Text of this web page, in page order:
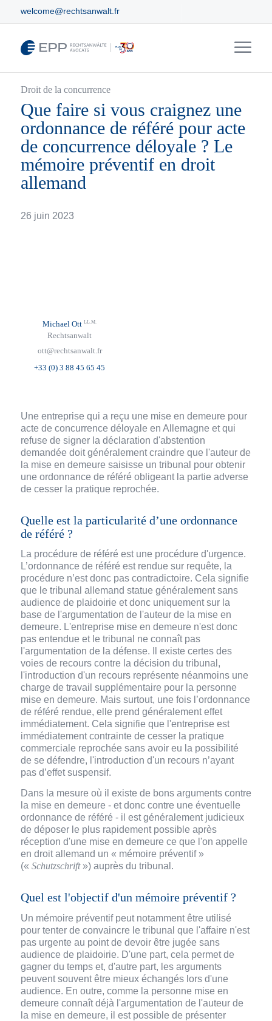
welcome@rechtsanwalt.fr
Droit de la concurrence
Que faire si vous craignez une
ordonnance de référé pour acte
de concurrence déloyale ? Le
mémoire préventif en droit
allemand
26 juin 2023
Michael OttLL.M.
Rechtsanwalt
ott@rechtsanwalt.fr
+33 (0) 3 88 45 65 45
Une entreprise qui a reçu une mise en demeure pour
acte de concurrence déloyale en Allemagne et qui
refuse de signer la déclaration d'abstention
demandée doit généralement craindre que l'auteur de
la mise en demeure saisisse un tribunal pour obtenir
une ordonnance de référé obligeant la partie adverse
de cesser la pratique reprochée.
Quelle est la particularité d’une ordonnance
de référé ?
La procédure de référé est une procédure d'urgence.
L’ordonnance de référé est rendue sur requête, la
procédure n’est donc pas contradictoire. Cela signifie
que le tribunal allemand statue généralement sans
audience de plaidoirie et donc uniquement sur la
base de l'argumentation de l'auteur de la mise en
demeure. L'entreprise mise en demeure n'est donc
pas entendue et le tribunal ne connaît pas
l'argumentation de la défense. Il existe certes des
voies de recours contre la décision du tribunal,
l'introduction d'un recours représente néanmoins une
charge de travail supplémentaire pour la personne
mise en demeure. Mais surtout, une fois l’ordonnance
de référé rendue, elle prend généralement effet
immédiatement. Cela signifie que l'entreprise est
immédiatement contrainte de cesser la pratique
commerciale reprochée sans avoir eu la possibilité
de se défendre, l'introduction d'un recours n’ayant
pas d’effet suspensif.
Dans la mesure où il existe de bons arguments contre
la mise en demeure - et donc contre une éventuelle
ordonnance de référé - il est généralement judicieux
de déposer le plus rapidement possible après
réception d'une mise en demeure ce que l'on appelle
en droit allemand un « mémoire préventif »
(« Schutzschrift») auprès du tribunal.
Quel est l'objectif d'un mémoire préventif ?
Un mémoire préventif peut notamment être utilisé
pour tenter de convaincre le tribunal que l'affaire n'est
pas urgente au point de devoir être jugée sans
audience de plaidoirie. D'une part, cela permet de
gagner du temps et, d'autre part, les arguments
peuvent souvent être mieux échangés lors d'une
audience. En outre, comme la personne mise en
demeure connaît déjà l'argumentation de l'auteur de
la mise en demeure, il est possible de présenter